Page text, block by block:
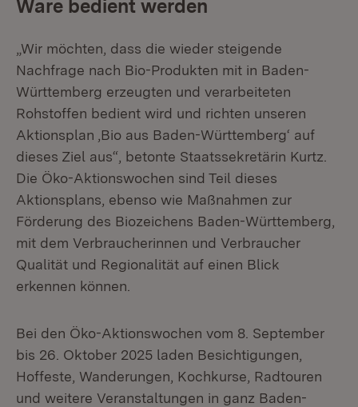
Ware bedient werden
„Wir möchten, dass die wieder steigende
Nachfrage nach Bio-Produkten mit in Baden-
Württemberg erzeugten und verarbeiteten
Rohstoffen bedient wird und richten unseren
Aktionsplan ‚Bio aus Baden-Württemberg‘ auf
dieses Ziel aus“, betonte Staatssekretärin Kurtz.
Die Öko-Aktionswochen sind Teil dieses
Aktionsplans, ebenso wie Maßnahmen zur
Förderung des Biozeichens Baden-Württemberg,
mit dem Verbraucherinnen und Verbraucher
Qualität und Regionalität auf einen Blick
erkennen können.
Bei den Öko-Aktionswochen vom 8. September
bis 26. Oktober 2025 laden Besichtigungen,
Hoffeste, Wanderungen, Kochkurse, Radtouren
und weitere Veranstaltungen in ganz Baden-